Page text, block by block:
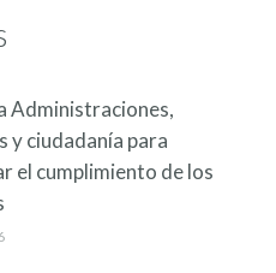
Administraciones,
y ciudadanía para
el cumplimiento de los